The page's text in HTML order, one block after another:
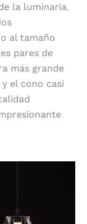
la luminaria.
al tamaño
pares de
más grande
el cono casi